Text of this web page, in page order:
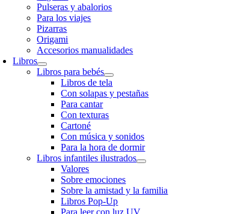
Pulseras y abalorios
Para los viajes
Pizarras
Origami
Accesorios manualidades
Libros
Libros para bebés
Libros de tela
Con solapas y pestañas
Para cantar
Con texturas
Cartoné
Con música y sonidos
Para la hora de dormir
Libros infantiles ilustrados
Valores
Sobre emociones
Sobre la amistad y la familia
Libros Pop-Up
Para leer con luz UV